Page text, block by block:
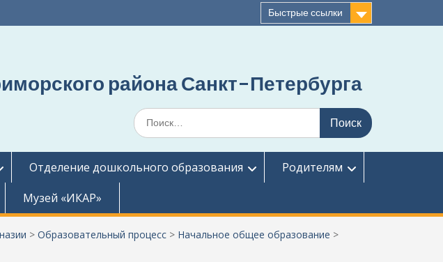
Быстрые ссылки
района Санкт-Петербурга
Поиск
по:
Отделение дошкольного образования
Родителям
Музей «ИКАР»
> Образовательный процесс > Начальное общее образование >